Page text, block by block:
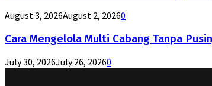
August 3, 2026August 2, 20260
Cara Mengelola Multi Cabang Tanpa
July 30, 2026July 26, 20260